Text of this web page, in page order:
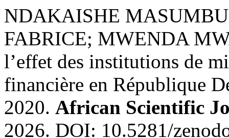
NDAKAISHE
FABRICE; MWENDA
l’effet des institutions de
financière en République
2020. African Scientific
2026. DOI: 10.5281/